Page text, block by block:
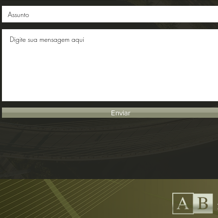
Enviar